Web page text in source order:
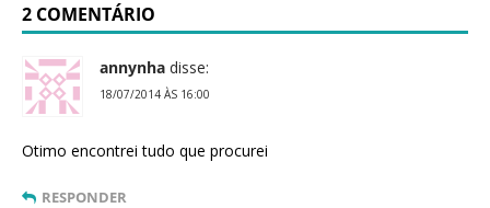
2 COMENTÁRIO
annynha disse:
18/07/2014 ÀS 16:00
Otimo encontrei tudo que procurei
RESPONDER